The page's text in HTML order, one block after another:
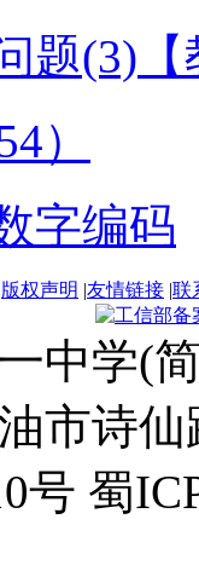
题(3)
）
字编码
版权声明 |友情链接 |联
中学(
市诗仙
号 蜀